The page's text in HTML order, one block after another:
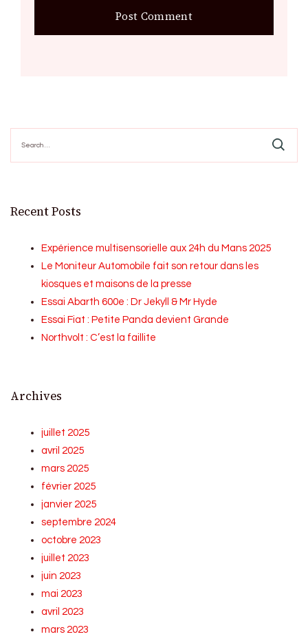
for:
Recent Posts
Expérience multisensorielle aux 24h du Mans 2025
Le Moniteur Automobile fait son retour dans les
kiosques et maisons de la presse
Essai Abarth 600e : Dr Jekyll & Mr Hyde
Essai Fiat : Petite Panda devient Grande
Northvolt : C’est la faillite
Archives
juillet 2025
avril 2025
mars 2025
février 2025
janvier 2025
septembre 2024
octobre 2023
juillet 2023
juin 2023
mai 2023
avril 2023
mars 2023